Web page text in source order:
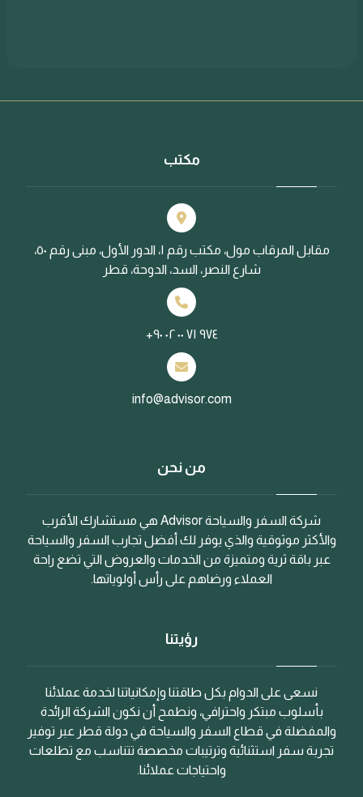
مكتب
مقابل المرقاب مول، مكتب رقم ١، الدور الأول، مبنى رقم ٥٠،
شارع النصر، السد، الدوحة، قطر
+٩٧٤ ٧١ ٠٠ ٠٢ ٩٠
info@advisor.com
من نحن
شركة السفر والسياحة Advisor هي مستشارك الأقرب
والأكثر موثوقية والذي يوفر لك أفضل تجارب السفر والسياحة
عبر باقة ثرية ومتميزة من الخدمات والعروض التي تضع راحة
العملاء ورضاهم على رأس أولوياتها.
رؤيتنا
نسعى على الدوام بكل طاقتنا وإمكانياتنا لخدمة عملائنا
بأسلوب مبتكر واحترافي، ونطمح أن نكون الشركة الرائدة
والمفضلة في قطاع السفر والسياحة في دولة قطر عبر توفير
تجربة سفر استثنائية وترتيبات مخصصة تتناسب مع تطلعات
واحتياجات عملائنا.